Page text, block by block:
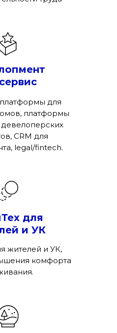
для
платформы
девелоперских
CRM для
legal/fintech.
сервис
для
и УК
жителей и УК,
комфорта